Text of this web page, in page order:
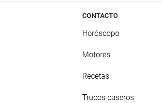
CONTACTO
Horóscopo
Motores
Recetas
Trucos caseros